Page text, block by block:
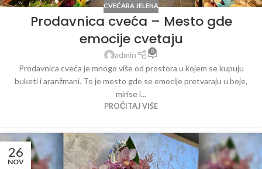
CVEĆARA JELENA
Prodavnica cveća – Mesto gde
emocije cvetaju
admin 0
Prodavnica cveća je mnogo više od prostora u kojem se kupuju
buketi i aranžmani. To je mesto gde se emocije pretvaraju u boje,
mirise i...
PROČITAJ VIŠE
26
NOV